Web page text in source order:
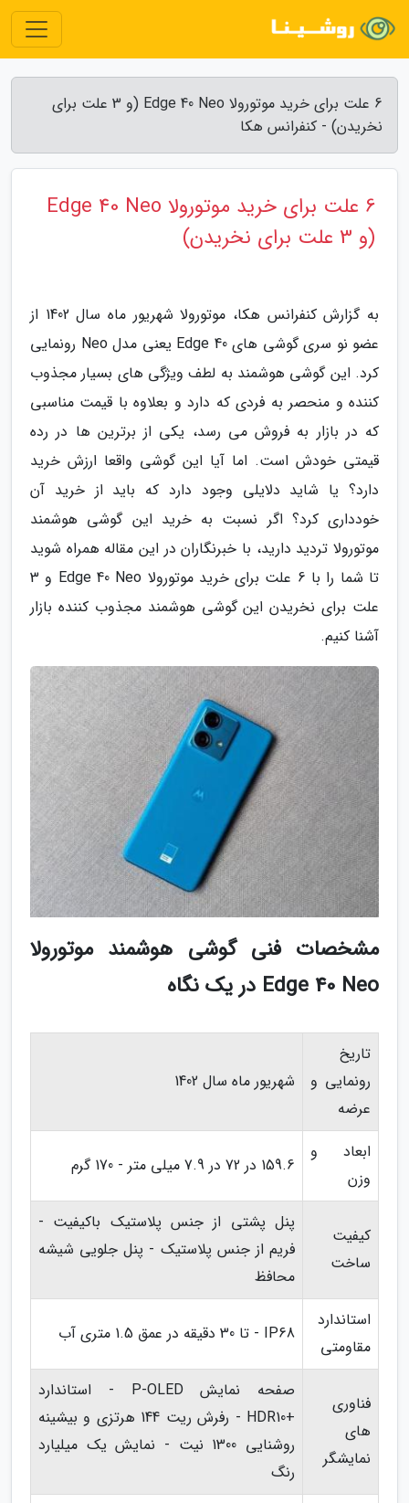
6 علت برای خرید موتورولا Edge 40 Neo (و 3 علت برای
نخریدن) - کنفرانس هکا
6 علت برای خرید موتورولا Edge 40 Neo
(و 3 علت برای نخریدن)
به گزارش کنفرانس هکا، موتورولا شهریور ماه سال 1402 از
عضو نو سری گوشی های Edge 40 یعنی مدل Neo رونمایی
کرد. این گوشی هوشمند به لطف ویژگی های بسیار مجذوب
کننده و منحصر به فردی که دارد و بعلاوه با قیمت مناسبی
که در بازار به فروش می رسد، یکی از برترین ها در رده
قیمتی خودش است. اما آیا این گوشی واقعا ارزش خرید
دارد؟ یا شاید دلایلی وجود دارد که باید از خرید آن
خودداری کرد؟ اگر نسبت به خرید این گوشی هوشمند
موتورولا تردید دارید، با خبرنگاران در این مقاله همراه شوید
تا شما را با 6 علت برای خرید موتورولا Edge 40 Neo و 3
علت برای نخریدن این گوشی هوشمند مجذوب کننده بازار
آشنا کنیم.
مشخصات فنی گوشی هوشمند موتورولا
Edge 40 Neo در یک نگاه
تاریخ
رونمایی و
عرضه
شهریور ماه سال 1402
ابعاد و
وزن
159.6 در 72 در 7.9 میلی متر - 170 گرم
کیفیت
ساخت
پنل پشتی از جنس پلاستیک باکیفیت -
فریم از جنس پلاستیک - پنل جلویی شیشه
محافظ
استاندارد
مقاومتی
IP68 - تا 30 دقیقه در عمق 1.5 متری آب
فناوری
های
نمایشگر
صفحه نمایش P-OLED - استاندارد
+HDR10 - رفرش ریت 144 هرتزی و بیشینه
روشنایی 1300 نیت - نمایش یک میلیارد
رنگ